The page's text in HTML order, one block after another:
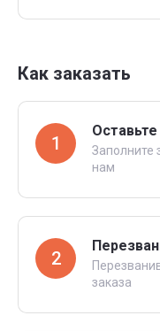
Как заказать
1
Оставьте
Заполните
нам
2
заказа